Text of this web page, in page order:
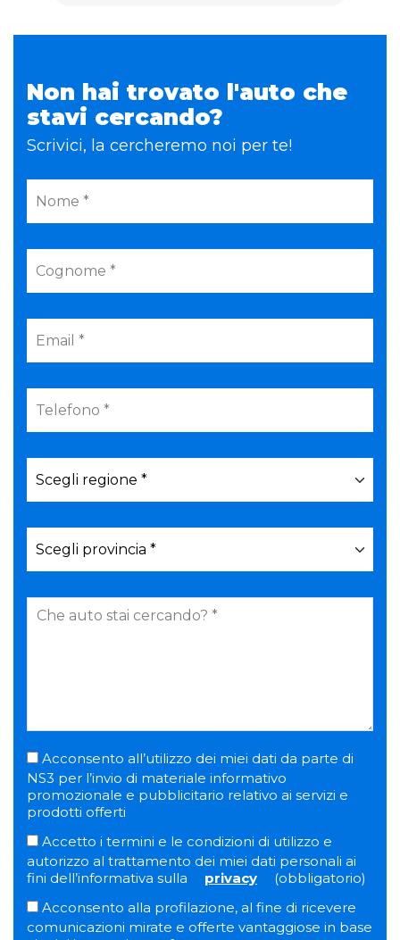
Non hai trovato l'auto che
stavi cercando?
Scrivici, la cercheremo noi per te!
Acconsento all’utilizzo dei miei dati da parte di
NS3 per l’invio di materiale informativo
promozionale e pubblicitario relativo ai servizi e
prodotti offerti
Accetto i termini e le condizioni di utilizzo e
autorizzo al trattamento dei miei dati personali ai
fini dell’informativa sulla
privacy
(obbligatorio)
Acconsento alla profilazione, al fine di ricevere
comunicazioni mirate e offerte vantaggiose in base